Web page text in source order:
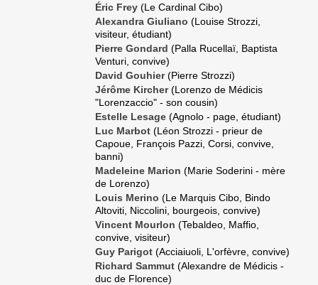
Éric Frey (Le Cardinal Cibo)
Alexandra Giuliano (Louise Strozzi,
visiteur, étudiant)
Pierre Gondard (Palla Rucellaï, Baptista
Venturi, convive)
David Gouhier (Pierre Strozzi)
Jérôme Kircher (Lorenzo de Médicis
"Lorenzaccio" - son cousin)
Estelle Lesage (Agnolo - page, étudiant)
Luc Marbot (Léon Strozzi - prieur de
Capoue, François Pazzi, Corsi, convive,
banni)
Madeleine Marion (Marie Soderini - mère
de Lorenzo)
Louis Merino (Le Marquis Cibo, Bindo
Altoviti, Niccolini, bourgeois, convive)
Vincent Mourlon (Tebaldeo, Maffio,
convive, visiteur)
Guy Parigot (Acciaiuoli, L'orfèvre, convive)
Richard Sammut (Alexandre de Médicis -
duc de Florence)